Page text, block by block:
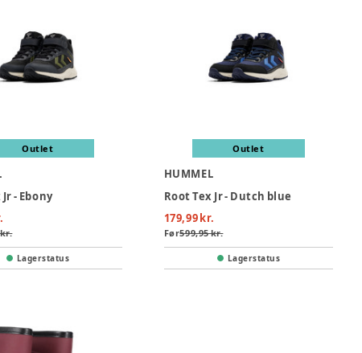
Outlet
- Ebony
Lagerstatus
Outlet
HUMMEL
Root Tex Jr - Dutch blue
179,99 kr.
Før599,95 kr.
Lagerstatus